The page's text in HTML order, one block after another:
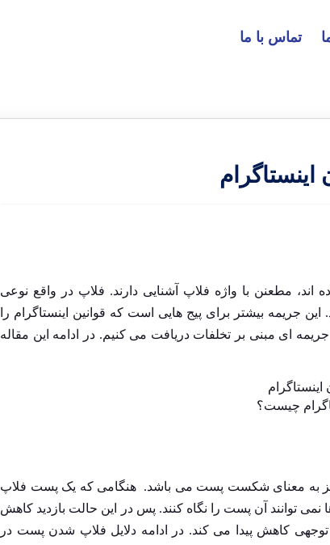
تماس با ما
اند، مطعنن با واژه فلاپ آشنایی دارند. فلاپ در واقع نوعی
جریمه بیشتر برای پیج هایی است که قوانین اینستاگرام را
ای مبنی بر تخلفات دریافت می کنیم. در ادامه این مقاله
چیست؟
به معنای شکست پست می باشد. هنگامی که یک پست فلاپ
توانند آن پست را نگاه کنند. پس در این حالت بازدید کاهش
کاهش پیدا می کند. در ادامه دلایل فلاپ شدن پست در